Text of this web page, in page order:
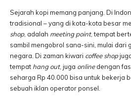
Sejarah kopi memang panjang. Di
tradisional – yang di kota-kota besar
shop, adalah meeting point, tempat
sambil mengobrol sana-sini, mulai dari
negara. Di zaman kiwari coffee shop
tempat hang out, juga onlinedengan
seharga Rp 40.000 bisa untuk bekerja
sebuah iklan operator ponsel.